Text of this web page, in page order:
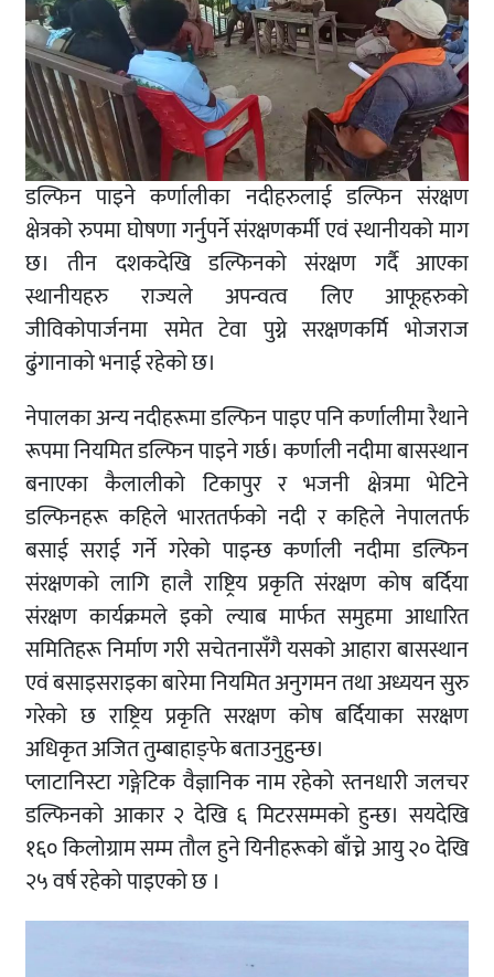
डल्फिन पाइने कर्णालीका नदीहरुलाई डल्फिन संरक्षण
क्षेत्रको रुपमा घोषणा गर्नुपर्ने संरक्षणकर्मी एवं स्थानीयको माग
छ। तीन दशकदेखि डल्फिनको संरक्षण गर्दै आएका
स्थानीयहरु राज्यले अपन्वत्व लिए आफूहरुको
जीविकोपार्जनमा समेत टेवा पुग्ने सरक्षणकर्मि भोजराज
ढुंगानाको भनाई रहेको छ।
नेपालका अन्य नदीहरूमा डल्फिन पाइए पनि कर्णालीमा रैथाने
रूपमा नियमित डल्फिन पाइने गर्छ। कर्णाली नदीमा बासस्थान
बनाएका कैलालीको टिकापुर र भजनी क्षेत्रमा भेटिने
डल्फिनहरू कहिले भारततर्फको नदी र कहिले नेपालतर्फ
बसाई सराई गर्ने गरेको पाइन्छ कर्णाली नदीमा डल्फिन
संरक्षणको लागि हालै राष्ट्रिय प्रकृति संरक्षण कोष बर्दिया
संरक्षण कार्यक्रमले इको ल्याब मार्फत समुहमा आधारित
समितिहरू निर्माण गरी सचेतनासँगै यसको आहारा बासस्थान
एवं बसाइसराइका बारेमा नियमित अनुगमन तथा अध्ययन सुरु
गरेको छ राष्ट्रिय प्रकृति सरक्षण कोष बर्दियाका सरक्षण
अधिकृत अजित तुम्बाहाङ्फे बताउनुहुन्छ।
प्लाटानिस्टा गङ्गेटिक वैज्ञानिक नाम रहेको स्तनधारी जलचर
डल्फिनको आकार २ देखि ६ मिटरसम्मको हुन्छ। सयदेखि
१६० किलोग्राम सम्म तौल हुने यिनीहरूको बाँच्ने आयु २० देखि
२५ वर्ष रहेको पाइएको छ ।